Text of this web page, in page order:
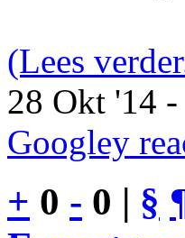
(Lees
28 Okt '14 -
Googley
+ 0 - 0 | §